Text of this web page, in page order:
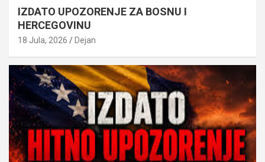
IZDATO UPOZORENJE ZA BOSNU I
HERCEGOVINU
18 Jula, 2026 Dejan